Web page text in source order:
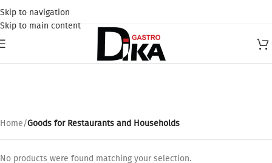
Skip to navigation
Skip to main content
Home/Goods for Restaurants and Households
No products were found matching your selection.